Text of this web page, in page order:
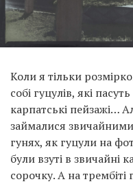
Коли я тільки
собі гуцулів, які
карпатські пейзажі…
займалися
гунях, як гуцули на
були взуті в звичайні
сорочку. А на трембіті